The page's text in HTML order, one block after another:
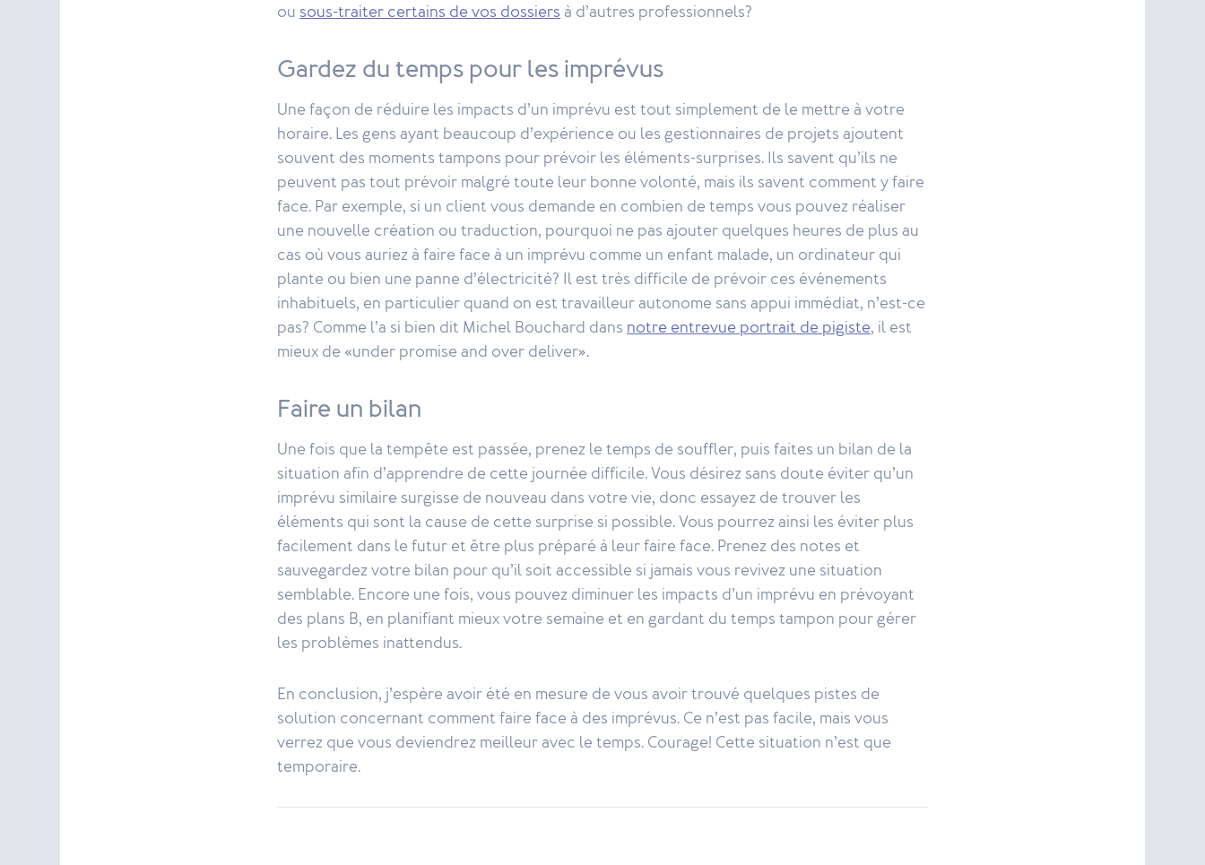
ousous-traiter certains de vos dossiers à d’autres professionnels?
Gardez du temps pour les imprévus
Une façon de réduire les impacts d’un imprévu est tout simplement de le mettre à votre
horaire. Les gens ayant beaucoup d’expérience ou les gestionnaires de projets ajoutent
souvent des moments tampons pour prévoir les éléments-surprises. Ils savent qu’ils ne
peuvent pas tout prévoir malgré toute leur bonne volonté, mais ils savent comment y faire
face. Par exemple, si un client vous demande en combien de temps vous pouvez réaliser
une nouvelle création ou traduction, pourquoi ne pas ajouter quelques heures de plus au
cas où vous auriez à faire face à un imprévu comme un enfant malade, un ordinateur qui
plante ou bien une panne d’électricité? Il est très difficile de prévoir ces événements
inhabituels, en particulier quand on est travailleur autonome sans appui immédiat, n’est-ce
pas? Comme l’a si bien dit Michel Bouchard dansnotre entrevue portrait de pigiste, il est
mieux de «under promise and over deliver».
Faire un bilan
Une fois que la tempête est passée, prenez le temps de souffler, puis faites un bilan de la
situation afin d’apprendre de cette journée difficile. Vous désirez sans doute éviter qu’un
imprévu similaire surgisse de nouveau dans votre vie, donc essayez de trouver les
éléments qui sont la cause de cette surprise si possible. Vous pourrez ainsi les éviter plus
facilement dans le futur et être plus préparé à leur faire face. Prenez des notes et
sauvegardez votre bilan pour qu’il soit accessible si jamais vous revivez une situation
semblable. Encore une fois, vous pouvez diminuer les impacts d’un imprévu en prévoyant
des plans B, en planifiant mieux votre semaine et en gardant du temps tampon pour gérer
les problèmes inattendus.
En conclusion, j’espère avoir été en mesure de vous avoir trouvé quelques pistes de
solution concernant comment faire face à des imprévus. Ce n’est pas facile, mais vous
verrez que vous deviendrez meilleur avec le temps. Courage! Cette situation n’est que
temporaire.